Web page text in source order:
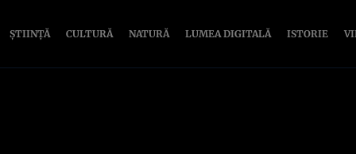
ȘTIINȚĂ CULTURĂ NATURĂ LUMEA DIGITALĂ ISTORIE